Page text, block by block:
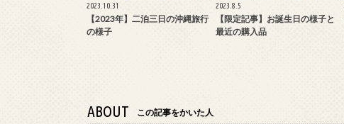
2023.10.31
【2023年】二泊三日の沖縄旅行
の様子
2023.8.5
【限定記事】お誕生日の様子と
最近の購入品
ABOUT この記事をかいた人